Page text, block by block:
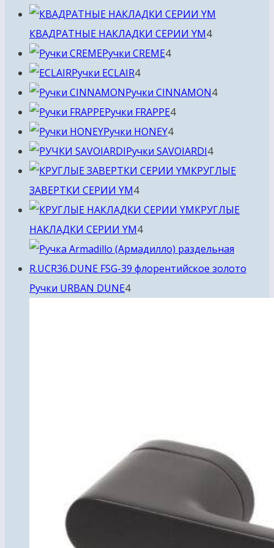
товара
КВАДРАТНЫЕ НАКЛАДКИ СЕРИИ YM44
Ручки CREME44
Ручки ECLAIR44
товара
Ручки CINNAMON44
Ручки FRAPPE44
Ручки HONEY44
товара
Ручки SAVOIARDI44
товара
КРУГЛЫЕ
ЗАВЕРТКИ СЕРИИ YM44
товара
КРУГЛЫЕ
НАКЛАДКИ СЕРИИ YM44
товара
Ручки URBAN DUNE44